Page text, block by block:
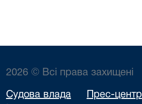
2026 © Всі права захищені
Судова влада Прес-центр